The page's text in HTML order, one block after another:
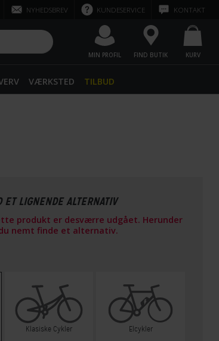
NYHEDSBREV KUNDESERVICE KONTAKT
MIN PROFIL FIND BUTIK KURV
VÆRKSTED TILBUD
ET LIGNENDE ALTERNATIV
produkt er desværre udgået. Herunder
nemt finde et alternativ.
Klasiske Cykler Elcykler